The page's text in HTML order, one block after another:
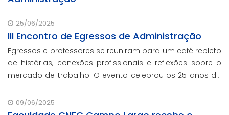
25/06/2025
III Encontro de Egressos de Administração
Egressos e professores se reuniram para um café repleto
de histórias, conexões profissionais e reflexões sobre o
mercado de trabalho. O evento celebrou os 25 anos da
lançamento dos cursos semipresenciais pion
09/06/2025